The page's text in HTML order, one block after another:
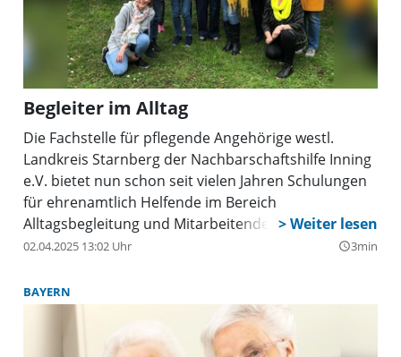
Begleiter im Alltag
Die Fachstelle für pflegende Angehörige westl.
Landkreis Starnberg der Nachbarschaftshilfe Inning
e.V. bietet nun schon seit vielen Jahren Schulungen
für ehrenamtlich Helfende im Bereich
Alltagsbegleitung und Mitarbeitende im Bereich der
haushaltsnahen Dienstleistungen an.
02.04.2025 13:02 Uhr query_builder3min
BAYERN